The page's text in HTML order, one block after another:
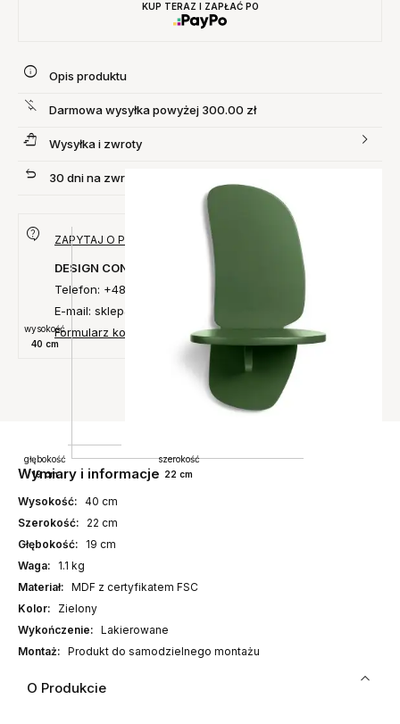
KUP TERAZ I ZAPŁAĆ PO
Opis produktu
Darmowa wysyłka powyżej 300.00 zł
Wysyłka i zwroty
30 dni na zwrot produktu
ZAPYTAJ O PRODUKT
DESIGN CONCEPT
Telefon: +48 735 027 014
E-mail: sklep@designconcept.pl
Formularz kontaktowy
Wymiary i informacje
wysokość
40 cm
szerokość
22 cm
głębokość
19 cm
Wysokość: 40 cm
Szerokość:
22 cm
Głębokość:
19 cm
Waga:
1.1 kg
Materiał: MDF z certyfikatem FSC
Kolor:
Zielony
Wykończenie: Lakierowane
Montaż: Produkt do samodzielnego montażu
O Produkcie